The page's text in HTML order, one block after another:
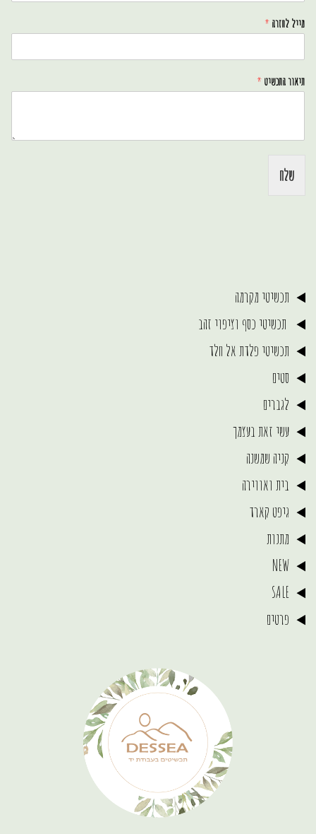
מייל לחזרה *
תיאור התכשיט *
שלח
תכשיטי מקרמה
תכשיטי כסף וציפוי זהב
תכשיטי פלדת אל חלד
סטים
לגברים
עשי זאת בעצמך
קניה שמשנה
בית ואווירה
גיפט קארד
מתנות
NEW
SALE
פרטים